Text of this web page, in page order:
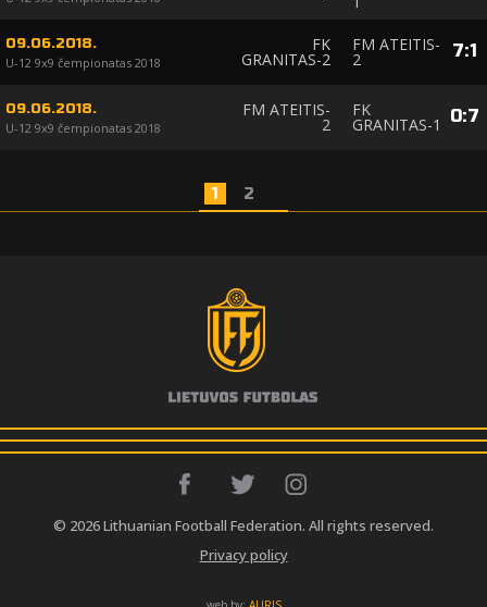
09.06.2018.
U-12 9x9 čempionatas 2018
FK
GRANITAS-2
FM ATEITIS-
2 7:1
09.06.2018.
U-12 9x9 čempionatas 2018
FM ATEITIS-
2
FK
GRANITAS-1 0:7
1 2
© 2026 Lithuanian Football Federation. All rights reserved.
Privacy policy